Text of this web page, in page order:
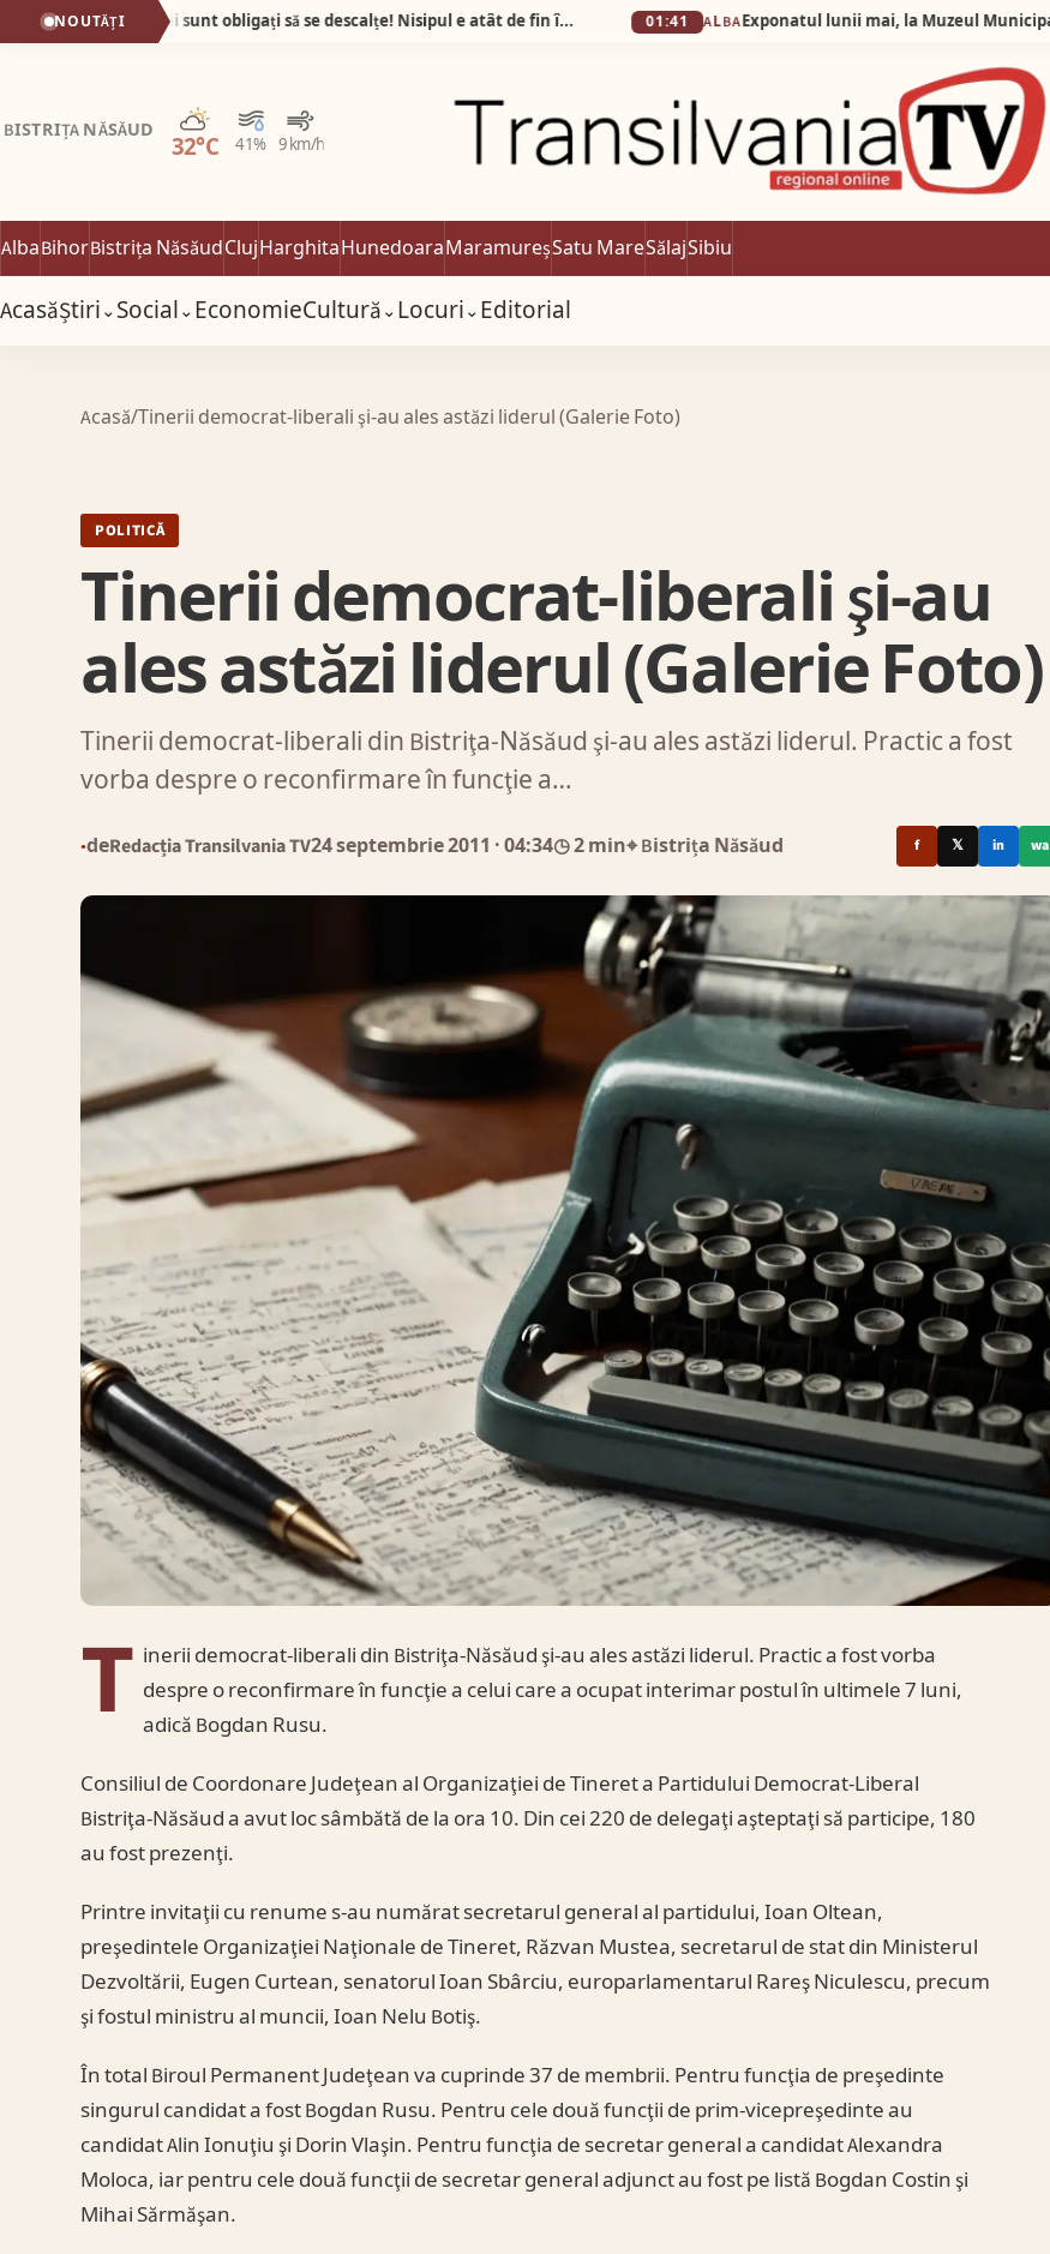
NOUTĂȚI Plaja din Tunisia unde turiștii sunt obligați să se descalțe! Nisipul e atât de fin încât pare cernut prin sită! 01:41 ALBA
BISTRIȚA NĂSĂUD
32°C 41% 9 km/h
Parțial noros
AlbaBihorBistrița NăsăudClujHarghitaHunedoaraMaramureșSatu MareSălajSibiu
AcasăȘtiri⌄Social⌄EconomieCultură⌄Locuri⌄Editorial
Acasă/Tinerii democrat-liberali şi-au ales astăzi liderul (Galerie Foto)
POLITICĂ
Tinerii democrat-liberali şi-au
ales astăzi liderul (Galerie Foto)
Tinerii democrat-liberali din Bistriţa-Năsăud şi-au ales astăzi liderul. Practic a fost
vorba despre o reconfirmare în funcţie a…
●deRedacția Transilvania TV24 septembrie 2011 · 04:34◷ 2 min⌖ Bistrița Năsăud f 𝕏 in wa
T inerii democrat-liberali din Bistriţa-Năsăud şi-au ales astăzi liderul. Practic a fost vorba
despre o reconfirmare în funcţie a celui care a ocupat interimar postul în ultimele 7 luni,
adică Bogdan Rusu.
Consiliul de Coordonare Judeţean al Organizaţiei de Tineret a Partidului Democrat-Liberal
Bistriţa-Năsăud a avut loc sâmbătă de la ora 10. Din cei 220 de delegaţi aşteptaţi să participe, 180
au fost prezenţi.
Printre invitaţii cu renume s-au numărat secretarul general al partidului, Ioan Oltean,
preşedintele Organizaţiei Naţionale de Tineret, Răzvan Mustea, secretarul de stat din Ministerul
Dezvoltării, Eugen Curtean, senatorul Ioan Sbârciu, europarlamentarul Rareş Niculescu, precum
şi fostul ministru al muncii, Ioan Nelu Botiş.
În total Biroul Permanent Judeţean va cuprinde 37 de membrii. Pentru funcţia de preşedinte
singurul candidat a fost Bogdan Rusu. Pentru cele două funcţii de prim-vicepreşedinte au
candidat Alin Ionuţiu şi Dorin Vlaşin. Pentru funcţia de secretar general a candidat Alexandra
Moloca, iar pentru cele două funcţii de secretar general adjunct au fost pe listă Bogdan Costin şi
Mihai Sărmăşan.